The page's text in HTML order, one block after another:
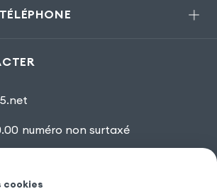
numéro non surtaxé
cookies